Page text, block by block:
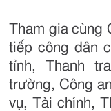
Tham gia cùng
tiếp công dân
tỉnh, Thanh
trường, Công
vụ, Tài chính,